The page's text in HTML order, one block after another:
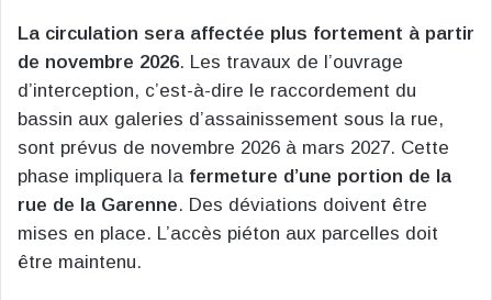
La circulation sera affectée plus fortement à partir
de novembre 2026. Les travaux de l’ouvrage
d’interception, c’est-à-dire le raccordement du
bassin aux galeries d’assainissement sous la rue,
sont prévus de novembre 2026 à mars 2027. Cette
phase impliquera la fermeture d’une portion de la
rue de la Garenne. Des déviations doivent être
mises en place. L’accès piéton aux parcelles doit
être maintenu.